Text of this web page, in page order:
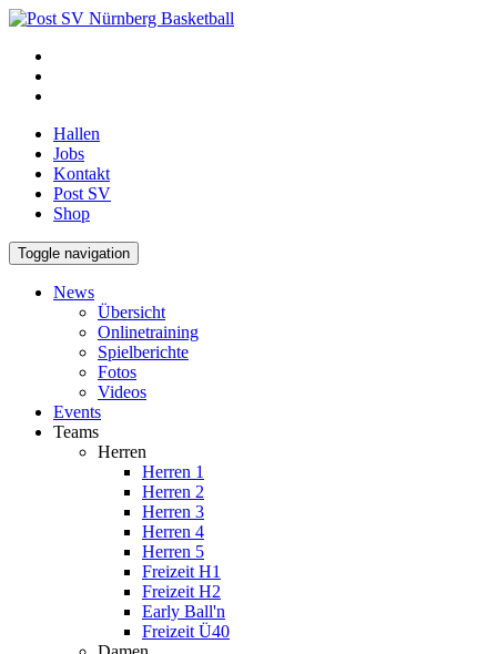
Hallen
Jobs
Kontakt
Post SV
Shop
Toggle navigation
News
Übersicht
Onlinetraining
Spielberichte
Fotos
Videos
Events
Teams
Herren
Herren 1
Herren 2
Herren 3
Herren 4
Herren 5
Freizeit H1
Freizeit H2
Early Ball'n
Freizeit Ü40